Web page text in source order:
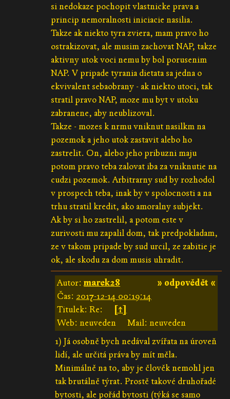
si nedokaze pochopit vlastnicke prava a
princip nemoralnosti iniciacie nasilia.
Takze ak niekto tyra zviera, mam pravo ho
ostrakizovat, ale musim zachovat NAP, takze
aktivny utok voci nemu by bol porusenim
NAP. V pripade tyrania dietata sa jedna o
ekvivalent sebaobrany - ak niekto utoci, tak
stratil pravo NAP, moze mu byt v utoku
zabranene, aby neublizoval.
Takze - mozes k nrmu vniknut nasilkm na
pozemok a jeho utok zastavit alebo ho
zastrelit. On, alebo jeho pribuzni maju
potom pravo teba zalovat iba za vniknutie na
cudzi pozemok. Arbitrarny sud by rozhodol
v prospech teba, inak by v spolocnosti a na
trhu stratil kredit, ako amoralny subjekt.
Ak by si ho zastrelil, a potom este v
zurivosti mu zapalil dom, tak predpokladam,
ze v takom pripade by sud urcil, ze zabitie je
ok, ale skodu za dom musis uhradit.
» odpovědět «
Autor:marek28
Čas: 2017-12-14 00:19:14
Titulek: Re:
[↑]
Web: neuveden
Mail: neuveden
1) Já osobně bych nedával zvířata na úroveň
lidí, ale určitá práva by mít měla.
Minimálně na to, aby je člověk nemohl jen
tak brutálně týrat. Prostě takové druhořadé
bytosti, ale pořád bytosti (týká se samo